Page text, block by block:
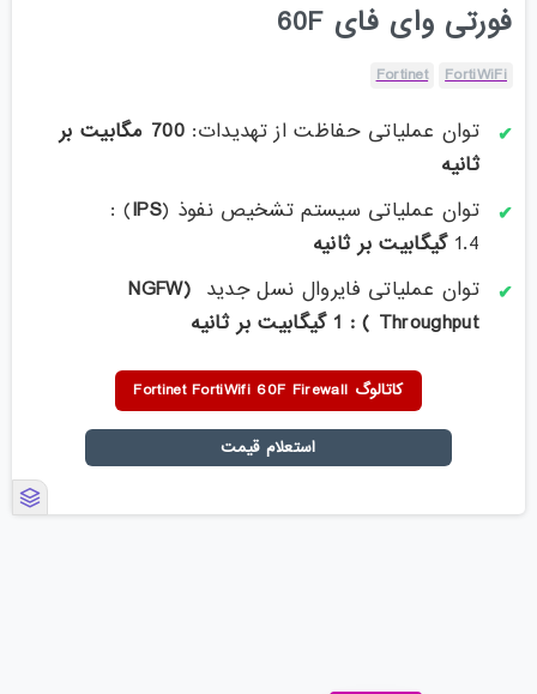
فورتی وای فای 60F
FortiWiFi
Fortinet
توان عملیاتی حفاظت از تهدیدات:
700 مگابیت بر
ثانیه
توان عملیاتی سیستم تشخیص نفوذ (IPS
) :
1.4 گیگابیت بر ثانیه
توان عملیاتی فایروال نسل جدید
(NGFW
Throughput ) : 1 گیگا
بیت بر ثانیه
کاتالوگ Fortinet FortiWifi 60F Firewall
استعلام قیمت